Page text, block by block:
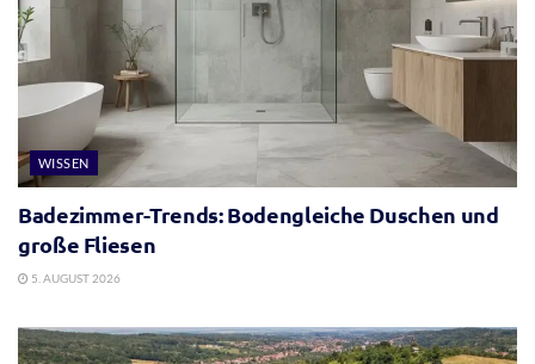
WISSEN
Badezimmer-Trends: Bodengleiche Duschen und
große Fliesen
5. AUGUST 2026